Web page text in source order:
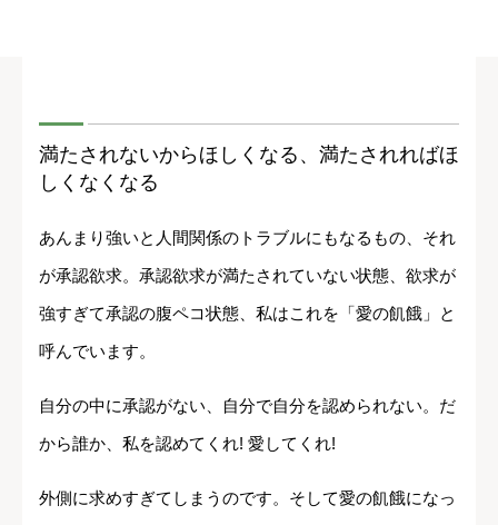
満たされないからほしくなる、満たされればほ
しくなくなる
あんまり強いと人間関係のトラブルにもなるもの、それ
が承認欲求。承認欲求が満たされていない状態、欲求が
強すぎて承認の腹ペコ状態、私はこれを「愛の飢餓」と
呼んでいます。
自分の中に承認がない、自分で自分を認められない。だ
から誰か、私を認めてくれ! 愛してくれ!
外側に求めすぎてしまうのです。そして愛の飢餓になっ